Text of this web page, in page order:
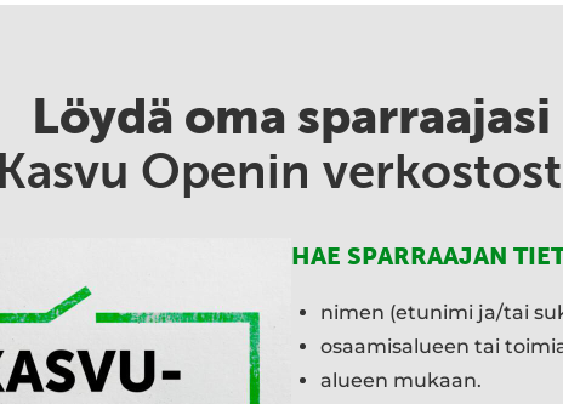
Löydä oma sparraajasi
Kasvu Openin
HAE SPARRAAJAN
nimen (etunimi ja/tai
osaamisalueen tai
alueen mukaan.